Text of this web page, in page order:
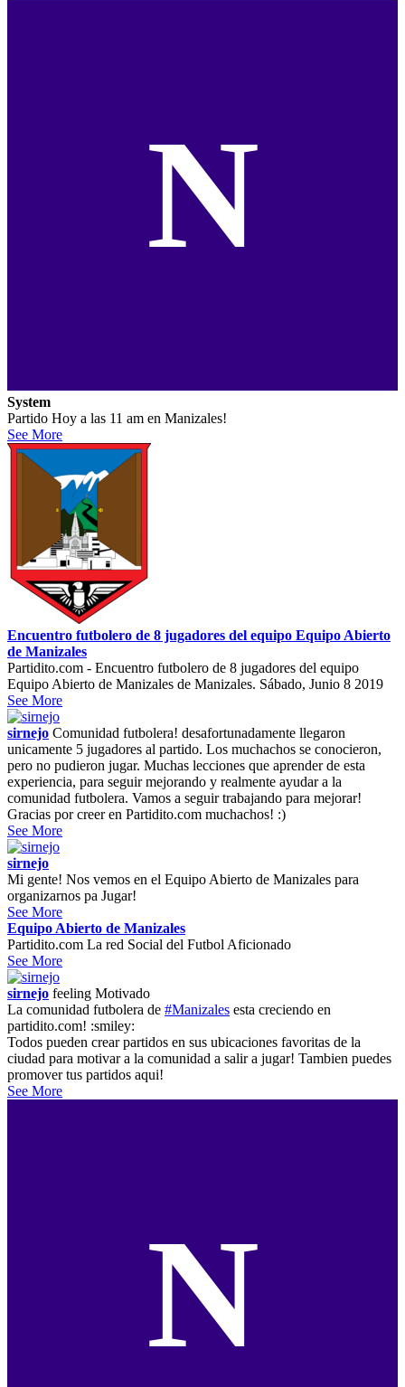
N
System
Partido Hoy a las 11 am en Manizales!
See More
Encuentro futbolero de 8 jugadores del equipo Equipo Abierto
de Manizales
Partidito.com - Encuentro futbolero de 8 jugadores del equipo
Equipo Abierto de Manizales de Manizales. Sábado, Junio 8 2019
See More
sirnejo Comunidad futbolera! desafortunadamente llegaron
unicamente 5 jugadores al partido. Los muchachos se conocieron,
pero no pudieron jugar. Muchas lecciones que aprender de esta
experiencia, para seguir mejorando y realmente ayudar a la
comunidad futbolera. Vamos a seguir trabajando para mejorar!
Gracias por creer en Partidito.com muchachos! :)
See More
sirnejo
Mi gente! Nos vemos en el Equipo Abierto de Manizales para
organizarnos pa Jugar!
See More
Equipo Abierto de Manizales
Partidito.com La red Social del Futbol Aficionado
See More
sirnejo feeling Motivado
La comunidad futbolera de #Manizales esta creciendo en
partidito.com! :smiley:
Todos pueden crear partidos en sus ubicaciones favoritas de la
ciudad para motivar a la comunidad a salir a jugar! Tambien puedes
promover tus partidos aqui!
See More
N